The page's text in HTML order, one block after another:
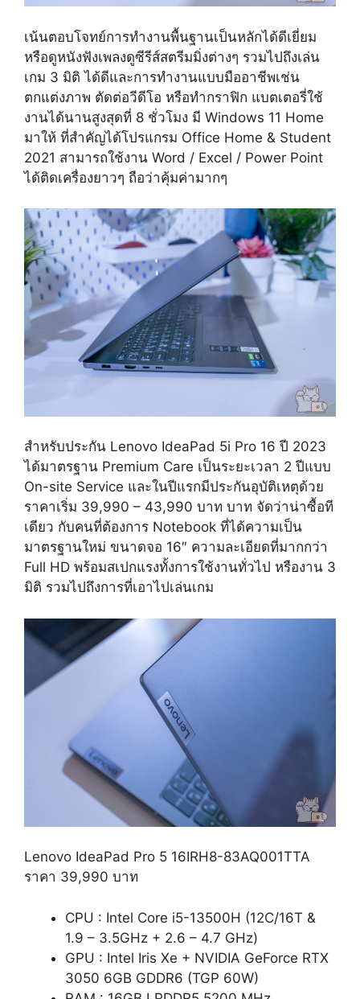
เน้นตอบโจทย์การทำงานพื้นฐานเป็นหลักได้ดีเยี่ยม
หรือดูหนังฟังเพลงดูซีรีส์สตรีมมิ่งต่างๆ รวมไปถึงเล่น
เกม 3 มิติ ได้ดีและการทำงานแบบมืออาชีพเช่น
ตกแต่งภาพ ตัดต่อวีดีโอ หรือทำกราฟิก แบตเตอรี่ใช้
งานได้นานสูงสุดที่ 8 ชั่วโมง มี Windows 11 Home
มาให้ ที่สำคัญได้โปรแกรม Office Home & Student
2021 สามารถใช้งาน Word / Excel / Power Point
ได้ติดเครื่องยาวๆ ถือว่าคุ้มค่ามากๆ
สำหรับประกัน Lenovo IdeaPad 5i Pro 16 ปี 2023
ได้มาตรฐาน Premium Care เป็นระยะเวลา 2 ปีแบบ
On-site Service และในปีแรกมีประกันอุบัติเหตุด้วย
ราคาเริ่ม 39,990 – 43,990 บาท บาท จัดว่าน่าซื้อที
เดียว กับคนที่ต้องการ Notebook ที่ได้ความเป็น
มาตรฐานใหม่ ขนาดจอ 16″ ความละเอียดที่มากกว่า
Full HD พร้อมสเปกแรงทั้งการใช้งานทั่วไป หรืองาน 3
มิติ รวมไปถึงการที่เอาไปเล่นเกม
Lenovo IdeaPad Pro 5 16IRH8-83AQ001TTA
ราคา 39,990 บาท
CPU : Intel Core i5-13500H (12C/16T &
1.9 – 3.5GHz + 2.6 – 4.7 GHz)
GPU : Intel Iris Xe + NVIDIA GeForce RTX
3050 6GB GDDR6 (TGP 60W)